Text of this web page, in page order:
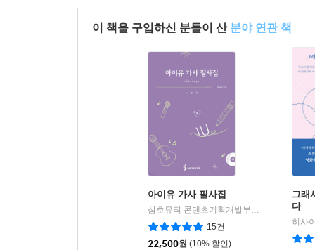
이 책을 구입하신 분들이 산 분야 연관 책
아이유 가사 필사집
삼호뮤직 콘텐츠기획개발부 편
삼호ETM
15건
22,500원 (10% 할인)
그래
다